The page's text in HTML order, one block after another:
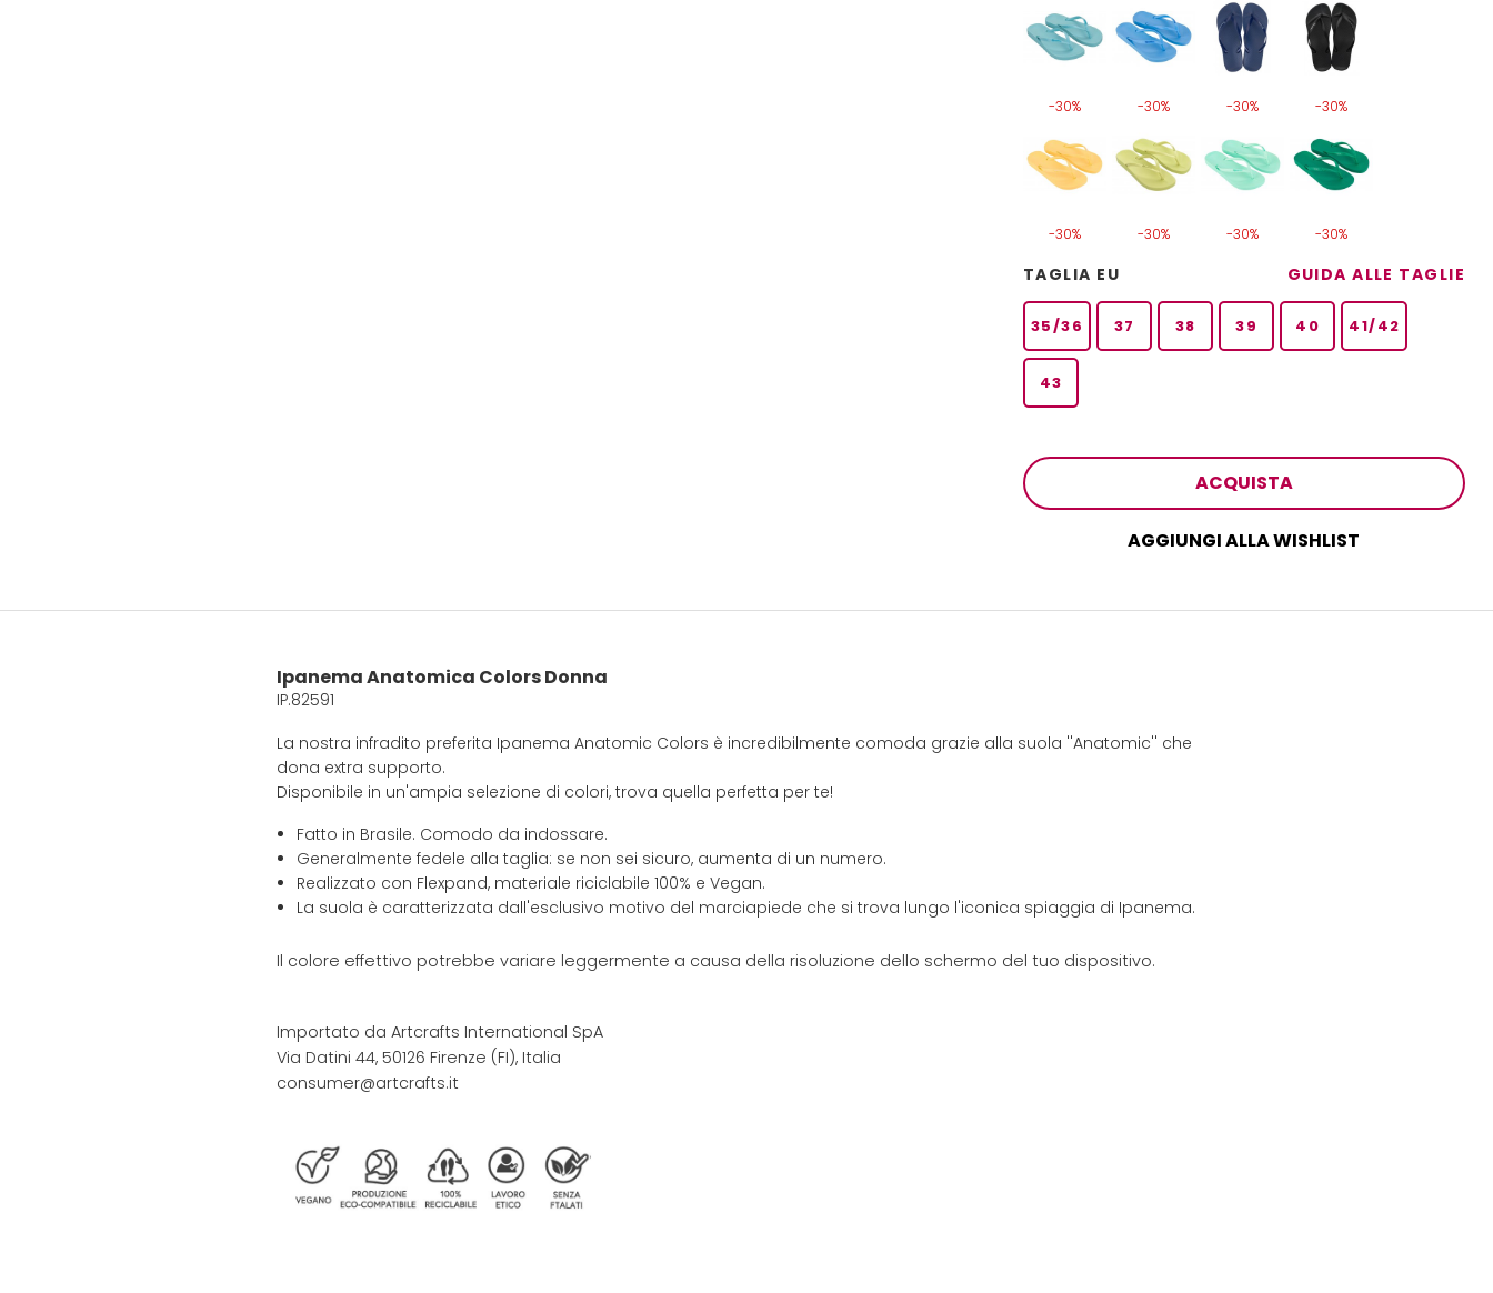
-30% -30% -30% -30%
-30% -30% -30% -30%
TAGLIA EU GUIDA ALLE TAGLIE
35/36 37 38 39 40 41/42
43
ACQUISTA
AGGIUNGI ALLA WISHLIST
Ipanema Anatomica Colors Donna
IP.82591
La nostra infradito preferita Ipanema Anatomic Colors è incredibilmente comoda grazie alla suola ''Anatomic'' che
dona extra supporto.
Disponibile in un'ampia selezione di colori, trova quella perfetta per te!
Fatto in Brasile. Comodo da indossare.
Generalmente fedele alla taglia: se non sei sicuro, aumenta di un numero.
Realizzato con Flexpand, materiale riciclabile 100% e Vegan.
La suola è caratterizzata dall'esclusivo motivo del marciapiede che si trova lungo l'iconica spiaggia di Ipanema.
Il colore effettivo potrebbe variare leggermente a causa della risoluzione dello schermo del tuo dispositivo.
Importato da Artcrafts International SpA
Via Datini 44, 50126 Firenze (FI), Italia
consumer@artcrafts.it